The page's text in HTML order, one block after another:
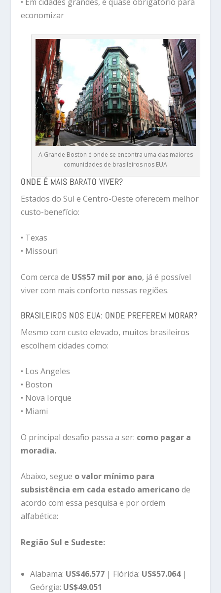
economizar
A Grande Boston é onde se encontra uma das maiores
comunidades de brasileiros nos EUA
ONDE É MAIS BARATO VIVER?
Estados do Sul e Centro-Oeste oferecem melhor
custo-benefício:
• Texas
• Missouri
Com cerca de US$57 mil por ano, já é possível
viver com mais conforto nessas regiões.
BRASILEIROS NOS EUA: ONDE PREFEREM MORAR?
Mesmo com custo elevado, muitos brasileiros
escolhem cidades como:
• Los Angeles
• Boston
• Nova Iorque
• Miami
O principal desafio passa a ser: como pagar a
moradia.
Abaixo, segue o valor mínimo para
subsistência em cada estado americanode
acordo com essa pesquisa e por ordem
alfabética:
Região Sul e Sudeste:
Alabama: US$46.577| Flórida: US$57.064|
Geórgia: US$49.051